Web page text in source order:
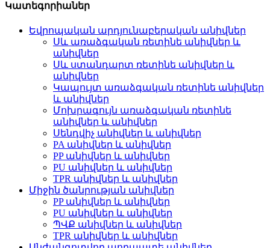
Կատեգորիաներ
Եվրոպական արդյունաբերական անիվներ
Սև առաձգական ռետինե անիվներ և
անիվներ
Սև ստանդարտ ռետինե անիվներ և
անիվներ
Կապույտ առաձգական ռետինե անիվներ
և անիվներ
Մոխրագույն առաձգական ռետինե
անիվներ և անիվներ
Սենդվիչ անիվներ և անիվներ
PA անիվներ և անիվներ
PP անիվներ և անիվներ
PU անիվներ և անիվներ
TPR անիվներ և անիվներ
Միջին ծանրության անիվներ
PP անիվներ և անիվներ
PU անիվներ և անիվներ
ՊՎՔ անիվներ և անիվներ
TPR անիվներ և անիվներ